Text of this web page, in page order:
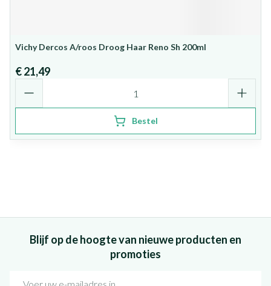
Vichy Dercos A/roos Droog Haar Reno Sh 200ml
€ 21,49
Bestel
Blijf op de hoogte van nieuwe producten en
promoties